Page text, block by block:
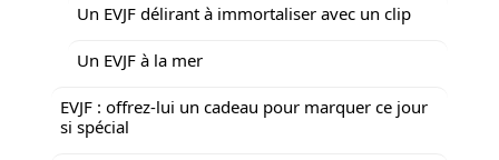
Un EVJF délirant à immortaliser avec un clip
Un EVJF à la mer
EVJF : offrez-lui un cadeau pour marquer ce jour
si spécial